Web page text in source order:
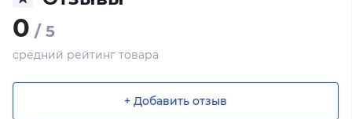
0 / 5
средний рейтинг товара
+ Добавить отзыв